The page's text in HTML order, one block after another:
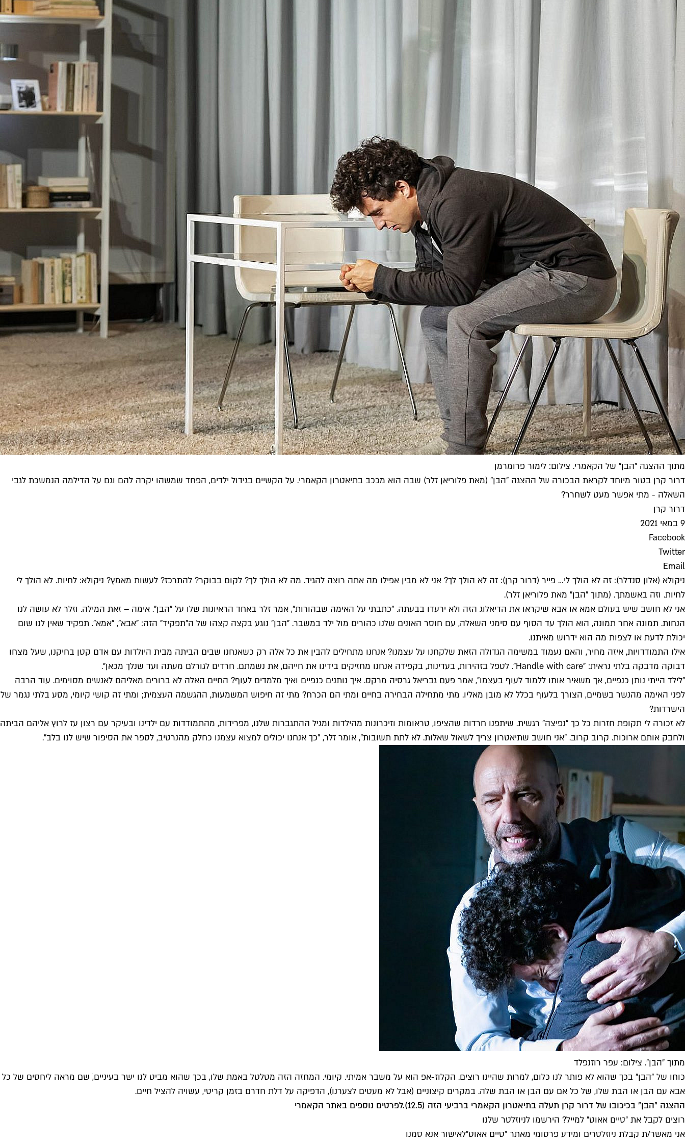
מתוך ההצגה "הבן" של הקאמרי. צילום: לימור פרומרמן
דרור קרן בטור מיוחד לקראת הבכורה של ההצגה "הבן" (מאת פלוריאן זלר) שבה הוא מככב בתיאטרון הקאמרי. על הקשיים בגידול ילדים, הפחד שמשהו יקרה להם וגם על הדילמה הנמשכת לגבי
השאלה - מתי אפשר מעט לשחרר?
דרור קרן
9 במאי 2021
Facebook
Twitter
Email
ניקולא (אלון סנדלר): זה לא הולך לי… פייר (דרור קרן): זה לא הולך לך? אני לא מבין אפילו מה אתה רוצה להגיד. מה לא הולך לך? לקום בבוקר? להתרכז? לעשות מאמץ? ניקולא: לחיות. לא הולך לי
לחיות. וזה באשמתך. (מתוך "הבן" מאת פלוריאן זלר).
אני לא חושב שיש בעולם אמא או אבא שיקראו את הדיאלוג הזה ולא ירעדו בבעתה. "כתבתי על האימה שבהורות", אמר זלר באחד הראיונות שלו על "הבן". אימה – זאת המילה. וזלר לא עושה לנו
הנחות. תמונה אחר תמונה, הוא הולך עד הסוף עם סימני השאלה, עם חוסר האונים שלנו כהורים מול ילד במשבר. "הבן" נוגע בקצה קצהו של ה"תפקיד" הזה: "אבא", "אמא". תפקיד שאין לנו שום
יכולת לדעת או לצפות מה הוא ידרוש מאיתנו.
אילו התמודדויות, איזה מחיר, והאם נעמוד במשימה הגדולה הזאת שלקחנו על עצמנו? אנחנו מתחילים להבין את כל אלה רק כשאנחנו שבים הביתה מבית היולדות עם אדם קטן בחיקנו, שעל מצחו
דבוקה מדבקה בלתי נראית: "Handle with care". לטפל בזהירות, בעדינות, בקפידה אנחנו מחזיקים בידינו את חייהם, את נשמתם. חרדים לגורלם מעתה ועד שנלך מכאן".
"לילד הייתי נותן כנפיים, אך משאיר אותו ללמוד לעוף בעצמו", אמר פעם גבריאל גרסיה מרקס. איך נותנים כנפיים ואיך מלמדים לעוף? החיים האלה לא ברורים מאליהם לאנשים מסוימים. עוד הרבה
לפני האימה מהנשר בשמיים, הצורך בלעוף בכלל לא מובן מאליו. מתי מתחילה הבחירה בחיים ומתי הם הכרח? מתי זה חיפוש המשמעות, ההגשמה העצמית; ומתי זה קושי קיומי, מסע בלתי נגמר של
הישרדות?
לא זכורה לי תקופת חזרות כל כך "נפיצה" רגשית. שיתפנו חרדות שהציפו, טראומות וזיכרונות מהילדות ומגיל ההתגברות שלנו, מפרידות, מהתמודדות עם ילדינו ובעיקר עם רצון עז לרוץ אליהם הביתה
ולחבק אותם ארוכות. קרוב קרוב. "אני חושב שתיאטרון צריך לשאול שאלות. לא לתת תשובות", אומר זלר, "כך אנחנו יכולים למצוא עצמנו כחלק מהנרטיב, לספר את הסיפור שיש לנו בלב".
מתוך "הבן". צילום: עפר רוזנפלד
כוחו של "הבן" בכך שהוא לא פותר לנו כלום, למרות שהיינו רוצים. הקלוז-אפ הוא על משבר אמיתי. קיומי. המחזה הזה מטלטל באמת שלו, בכך שהוא מביט לנו ישר בעיניים, ׂשם מראה ליחסים של כל
אבא עם הבן או הבת שלו, של כל אם עם הבן או הבת שלה. במקרים קיצוניים (אבל לא מעטים לצערנו), הדפיקה על דלת חדרם בזמן קריטי, עשויה להציל חיים.
ההצגה "הבן" בכיכובו של דרור קרן תעלה בתיאטרון הקאמרי ברביעי הזה (12.5).
לפרטים נוספים באתר הקאמרי
רוצים לקבל את ״טיים אאוט״ למייל? הירשמו לניוזלטר שלנו
אני מאשר/ת קבלת ניוזלטרים ומידע פרסומי מאתר ״טיים אאוט״לאישור אנא סמנו